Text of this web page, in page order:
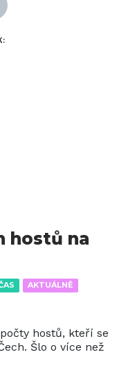
AKTUÁLNĚ
hostů na
hostů, kteří se
Šlo o více než